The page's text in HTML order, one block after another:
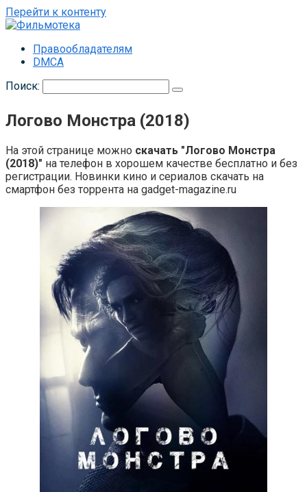
Перейти к контенту
Правообладателям
DMCA
Поиск:
Логово Монстра (2018)
На этой странице можно скачать "Логово Монстра
(2018)" на телефон в хорошем качестве бесплатно и без
регистрации. Новинки кино и сериалов скачать на
смартфон без торрента на gadget-magazine.ru